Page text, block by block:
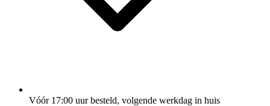
Vóór 17:00 uur besteld, volgende werkdag in huis